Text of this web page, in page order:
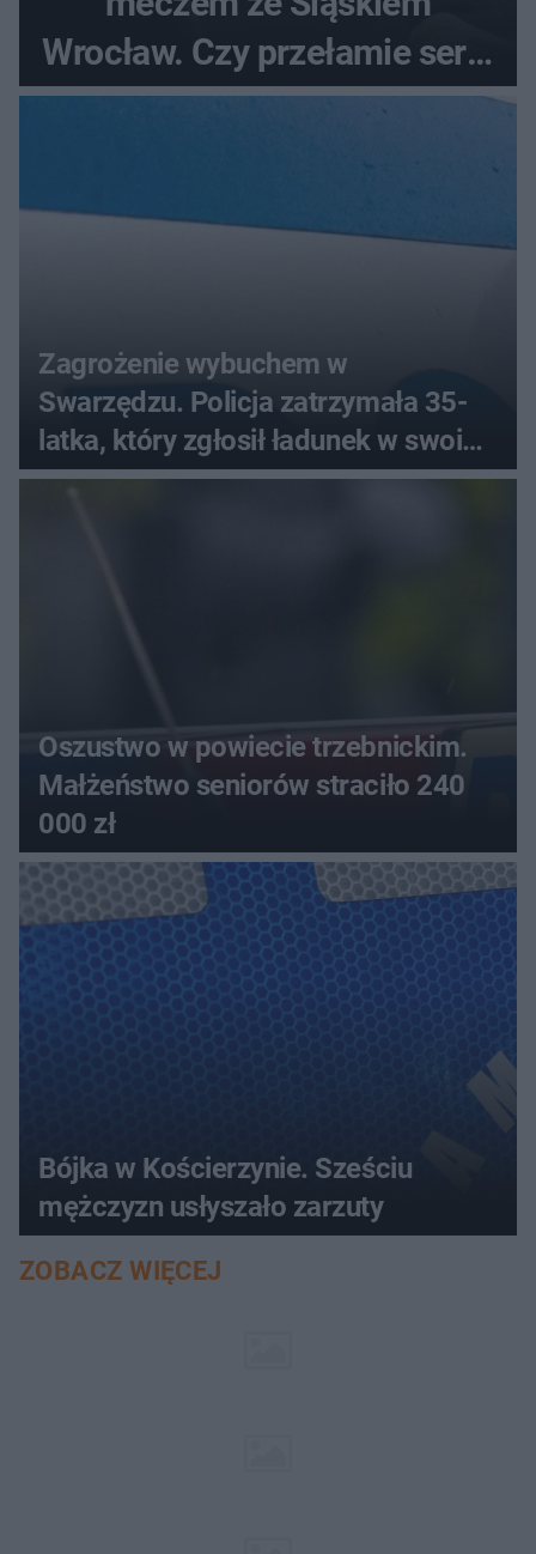
Wrocław. Czy przełamie serię
bez wygranej?
Zagrożenie wybuchem w
Swarzędzu. Policja zatrzymała 35-
latka, który zgłosił ładunek w swoim
aucie
Oszustwo w powiecie trzebnickim.
Małżeństwo seniorów straciło 240
000 zł
Bójka w Kościerzynie. Sześciu
mężczyzn usłyszało zarzuty
ZOBACZ WIĘCEJ